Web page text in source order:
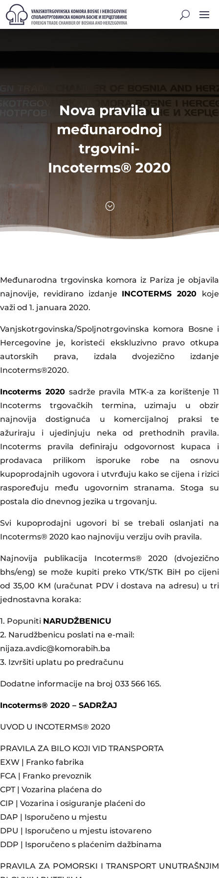
Nova pravila u
međunarodnoj
trgovini-
Incoterms® 2020
;
Međunarodna trgovinska komora iz Pariza je objavila
najnovije, revidirano izdanje INCOTERMS 2020
koje
važi od 1. januara 2020.
Vanjskotrgovinska/Spoljnotrgovinska komora Bosne i
Hercegovine je, koristeći ekskluzivno pravo otkupa
autorskih prava, izdala dvojezično izdanje
Incoterms®2020.
Incoterms 2020 sadrže pravila MTK-a za korištenje 11
Incoterms trgovačkih termina, uzimaju u obzir
najnovija dostignuća u komercijalnoj praksi te
ažuriraju i ujedinjuju neka od prethodnih pravila.
Incoterms pravila definiraju odgovornost kupaca i
prodavaca prilikom isporuke robe na osnovu
kupoprodajnih ugovora i utvrđuju kako se cijena i rizici
raspoređuju među ugovornim stranama. Stoga su
postala dio dnevnog jezika u trgovanju.
Svi kupoprodajni ugovori bi se trebali oslanjati na
Incoterms® 2020 kao najnoviju verziju ovih pravila.
Najnovija publikacija Incoterms® 2020 (dvojezično
bhs/eng) se može kupiti preko VTK/STK BiH po cijeni
od 35,00 KM (uračunat PDV i dostava na adresu) u tri
jednostavna koraka:
1. Popuniti NARUDŽBENICU
2. Narudžbenicu poslati na e-mail:
nijaza.avdic@komorabih.ba
3. Izvršiti uplatu po predračunu
Dodatne informacije na broj 033 566 165.
Incoterms® 2020 – SADRŽAJ
UVOD U INCOTERMS® 2020
PRAVILA ZA BILO KOJI VID TRANSPORTA
EXW | Franko fabrika
FCA | Franko prevoznik
CPT | Vozarina plaćena do
CIP | Vozarina i osiguranje plaćeni do
DAP | Isporučeno u mjestu
DPU | Isporučeno u mjestu istovareno
DDP | Isporučeno s plaćenim dažbinama
PRAVILA ZA POMORSKI I TRANSPORT UNUTRAŠNJIM